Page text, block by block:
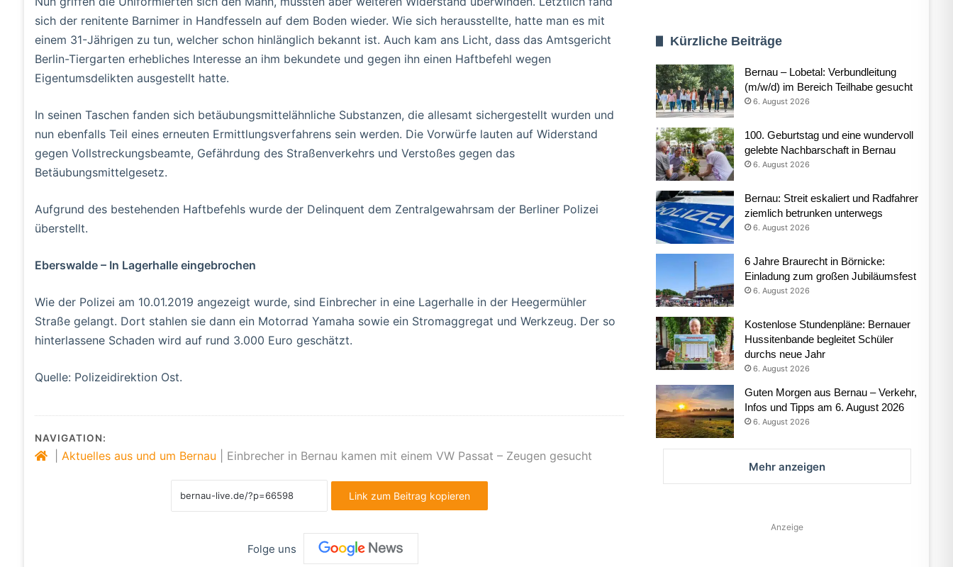
sich der renitente Barnimer in Handfesseln auf dem Boden wieder. Wie sich herausstellte, hatte man es mit
einem 31-Jährigen zu tun, welcher schon hinlänglich bekannt ist. Auch kam ans Licht, dass das Amtsgericht
Berlin-Tiergarten erhebliches Interesse an ihm bekundete und gegen ihn einen Haftbefehl wegen
Eigentumsdelikten ausgestellt hatte.
In seinen Taschen fanden sich betäubungsmittelähnliche Substanzen, die allesamt sichergestellt wurden und
nun ebenfalls Teil eines erneuten Ermittlungsverfahrens sein werden. Die Vorwürfe lauten auf Widerstand
gegen Vollstreckungsbeamte, Gefährdung des Straßenverkehrs und Verstoßes gegen das
Betäubungsmittelgesetz.
Aufgrund des bestehenden Haftbefehls wurde der Delinquent dem Zentralgewahrsam der Berliner Polizei
überstellt.
Eberswalde – In Lagerhalle eingebrochen
Wie der Polizei am 10.01.2019 angezeigt wurde, sind Einbrecher in eine Lagerhalle in der Heegermühler
Straße gelangt. Dort stahlen sie dann ein Motorrad Yamaha sowie ein Stromaggregat und Werkzeug. Der so
hinterlassene Schaden wird auf rund 3.000 Euro geschätzt.
Quelle: Polizeidirektion Ost.
NAVIGATION:
Aktuelles aus und um Bernau Einbrecher in Bernau kamen mit einem VW Passat – Zeugen gesucht
Link zum Beitrag kopieren
Folge uns
Kürzliche Beiträge
Bernau – Lobetal: Verbundleitung
(m/w/d) im Bereich Teilhabe gesucht
6. August 2026
100. Geburtstag und eine wundervoll
gelebte Nachbarschaft in Bernau
6. August 2026
Bernau: Streit eskaliert und Radfahrer
ziemlich betrunken unterwegs
6. August 2026
6 Jahre Braurecht in Börnicke:
Einladung zum großen Jubiläumsfest
6. August 2026
Kostenlose Stundenpläne: Bernauer
Hussitenbande begleitet Schüler
durchs neue Jahr
6. August 2026
Guten Morgen aus Bernau – Verkehr,
Infos und Tipps am 6. August 2026
6. August 2026
Mehr anzeigen
Anzeige